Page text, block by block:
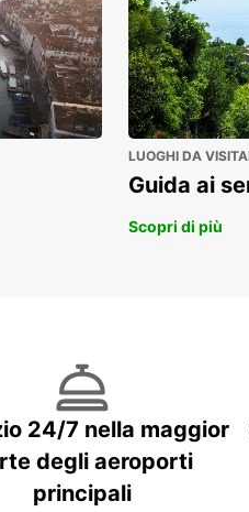
LUOGHI DA
Guida ai
Scopri di più
24/7 nella maggior
degli aeroporti
principali